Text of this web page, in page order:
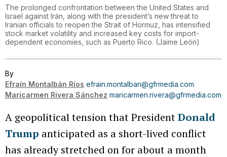
The prolonged confrontation between the United States and
Israel against Irán, along with the president’s new threat to
Iranian officials to reopen the Strait of Hormuz, has intensified
stock market volatility and increased key costs for import-
dependent economies, such as Puerto Rico. (Jaime León)
By
Efraín Montalbán Ríos efrain.montalban@gfrmedia.com
Maricarmen Rivera Sánchez maricarmen.rivera@gfrmedia.com
A geopolitical tension that PresidentDonald
Trump anticipated as a short-lived conflict
has already stretched on for about a month